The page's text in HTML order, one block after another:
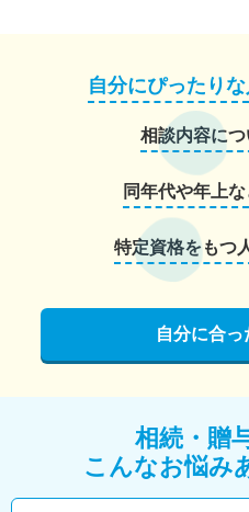
自分にぴったり
相談内容に
同年代や年上
特定資格をもつ
自分に合
相続・贈
こんなお悩み